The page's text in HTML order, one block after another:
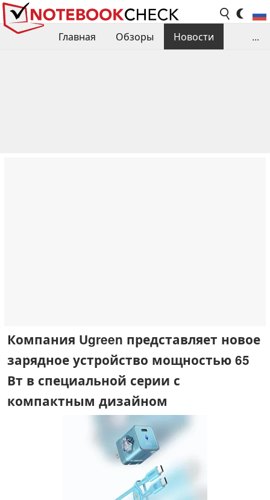
Главная Обзоры
Новости
...
Компания Ugreen представляет новое
зарядное устройство мощностью 65
Вт в специальной серии с
компактным дизайном